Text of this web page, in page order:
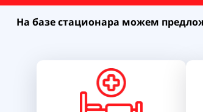
На базе стационара можем